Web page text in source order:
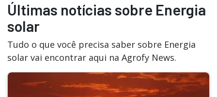
Últimas notícias sobre Energia
solar
Tudo o que você precisa saber sobre Energia
solar vai encontrar aqui na Agrofy News.